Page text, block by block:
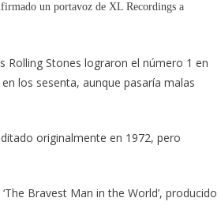
un portavoz de XL Recordings a
Rolling Stones lograron el número 1 en
en los sesenta, aunque pasaría malas
originalmente en 1972, pero
Bravest Man in the World’, producido